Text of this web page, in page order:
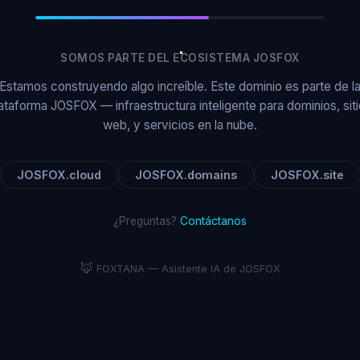
SOMOS PARTE DEL ECOSISTEMA JOSFOX
Estamos construyendo algo increíble. Este dominio es parte de la
JOSFOX — infraestructura inteligente para dominios,
web, y servicios en la nube.
JOSFOX.cloud JOSFOX.domains JOSFOX.site
¿Preguntas? Contáctanos
🦊 FOXTANA — Asistente IA de JOSFOX